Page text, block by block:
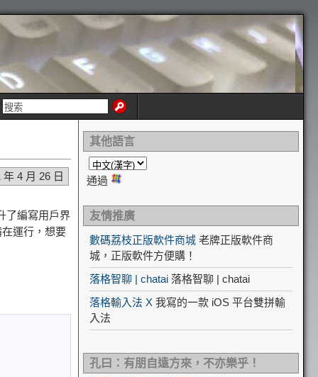
年 4 月 26 日
了編寫用戶界
運行，想要
其他語言
通過
友情推廣
數碼荔枝正版軟件商城 老牌正版軟件商
城，正版軟件方便購！
落格智聊 | chatai 落格智聊 | chatai
落格輸入法 X 我寫的一款 iOS 平台雙拼輸
入法
孔曰：有朋自遠方來，不亦樂乎！